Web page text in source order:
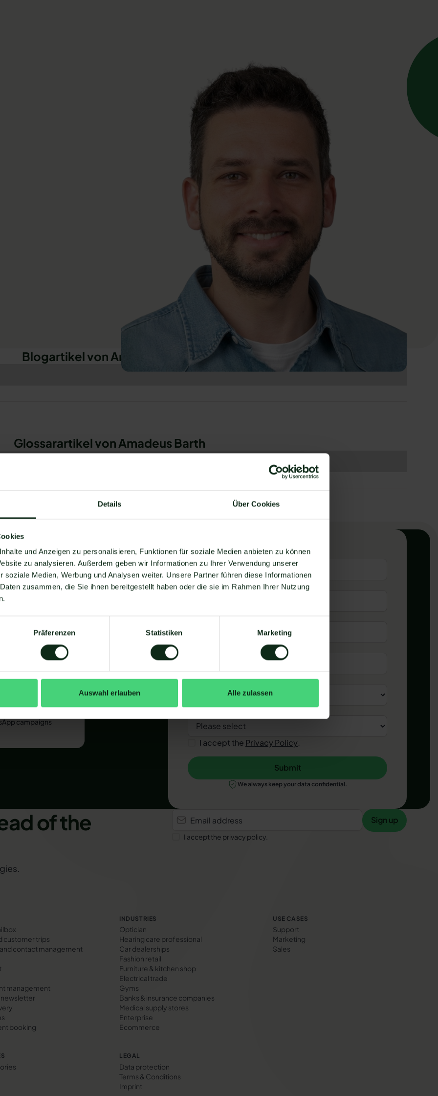
Details Über Cookies
und Anzeigen zu personalisieren, Funktionen für soziale Medien anbieten zu können
zu analysieren. Außerdem geben wir Informationen zu Ihrer Verwendung unserer
soziale Medien, Werbung und Analysen weiter. Unsere Partner führen diese Informationen
zusammen, die Sie ihnen bereitgestellt haben oder die sie im Rahmen Ihrer Nutzung
Präferenzen Statistiken Marketing
Auswahl erlauben Alle zulassen
Blogartikel von Amadeus Barth
Glossarartikel von Amadeus Barth
to use messenger
processes and
with WhatsApp.
campaigns
Company*
First name & last name*
Business email*
Number of locations*
How did you hear about us?*
I accept the Privacy Policy.
Submit
Submit
We always keep your data confidential.
of the
Sign up
Sign up
I accept the privacy policy.
customer trips
contact management
management
booking
INDUSTRIES
Optician
Hearing care professional
Car dealerships
Fashion retail
Furniture & kitchen shop
Electrical trade
Gyms
Banks & insurance companies
Medical supply stores
Enterprise
Ecommerce
USE CASES
Support
Marketing
Sales
LEGAL
Data protection
Terms & Conditions
Imprint